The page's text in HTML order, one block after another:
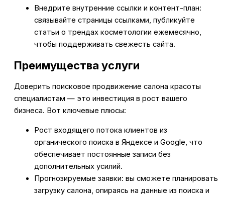
Внедрите внутренние ссылки и контент-план:
связывайте страницы ссылками, публикуйте
статьи о трендах косметологии ежемесячно,
чтобы поддерживать свежесть сайта.
Преимущества услуги
Доверить поисковое продвижение салона красоты
специалистам — это инвестиция в рост вашего
бизнеса. Вот ключевые плюсы:
Рост входящего потока клиентов из
органического поиска в Яндексе и Google, что
обеспечивает постоянные записи без
дополнительных усилий.
Прогнозируемые заявки: вы сможете планировать
загрузку салона, опираясь на данные из поиска и